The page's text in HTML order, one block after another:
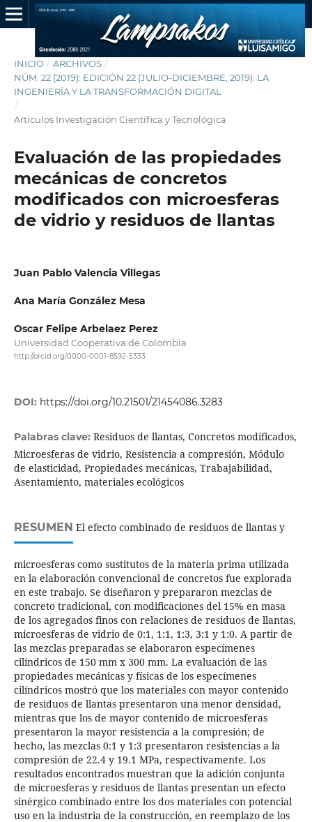
INICIO / ARCHIVOS /
NÚM. 22 (2019): EDICIÓN 22 (JULIO-DICIEMBRE, 2019): LA
INGENIERÍA Y LA TRANSFORMACIÓN DIGITAL
/
Artículos Investigación Científica y Tecnológica
Evaluación de las propiedades
mecánicas de concretos
modificados con microesferas
de vidrio y residuos de llantas
Juan Pablo Valencia Villegas
Ana María González Mesa
Oscar Felipe Arbelaez Perez
Universidad Cooperativa de Colombia
http://orcid.org/0000-0001-8592-5333
DOI: https://doi.org/10.21501/21454086.3283
Palabras clave: Residuos de llantas, Concretos modificados,
Microesferas de vidrio, Resistencia a compresión, Módulo
de elasticidad, Propiedades mecánicas, Trabajabilidad,
Asentamiento, materiales ecológicos
RESUMEN El efecto combinado de residuos de llantas y
microesferas como sustitutos de la materia prima utilizada
en la elaboración convencional de concretos fue explorada
en este trabajo. Se diseñaron y prepararon mezclas de
concreto tradicional, con modificaciones del 15% en masa
de los agregados finos con relaciones de residuos de llantas,
microesferas de vidrio de 0:1, 1:1, 1:3, 3:1 y 1:0. A partir de
las mezclas preparadas se elaboraron especímenes
cilíndricos de 150 mm x 300 mm. La evaluación de las
propiedades mecánicas y físicas de los especímenes
cilíndricos mostró que los materiales con mayor contenido
de residuos de llantas presentaron una menor densidad,
mientras que los de mayor contenido de microesferas
presentaron la mayor resistencia a la compresión; de
hecho, las mezclas 0:1 y 1:3 presentaron resistencias a la
compresión de 22.4 y 19.1 MPa, respectivamente. Los
resultados encontrados muestran que la adición conjunta
de microesferas y residuos de llantas presentan un efecto
sinérgico combinado entre los dos materiales con potencial
uso en la industria de la construcción, en reemplazo de los